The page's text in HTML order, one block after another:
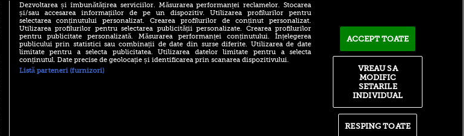
(P) Descoperă Lumea
Evenimentelor din România
cu Transilvania Events!
Nikolaj Coster-Waldau din
ACUM: Ipswich - Rayo
Vallecano 3-0, pe VOYO
Dezvoltarea și îmbunătățirea serviciilor. Măsurarea performanței reclamelor. Stocarea
și/sau accesarea informațiilor de pe un dispozitiv. Utilizarea profilurilor pentru
selectarea conținutului personalizat. Crearea profilurilor de conținut personalizat.
Utilizarea profilurilor pentru selectarea publicității personalizate. Crearea profilurilor
pentru publicitate personalizată. Măsurarea performanței conținutului. Înțelegerea
publicului prin statistici sau combinații de date din surse diferite. Utilizarea de date
limitate pentru a selecta publicitatea. Utilizarea datelor limitate pentru a selecta
conținutul. Date precise de geolocație și identificarea prin scanarea dispozitivului.
Listă parteneri (furnizori)
ACCEPT TOATE
RESPING TOATE
VREAU SA
MODIFIC
SETARILE
INDIVIDUAL